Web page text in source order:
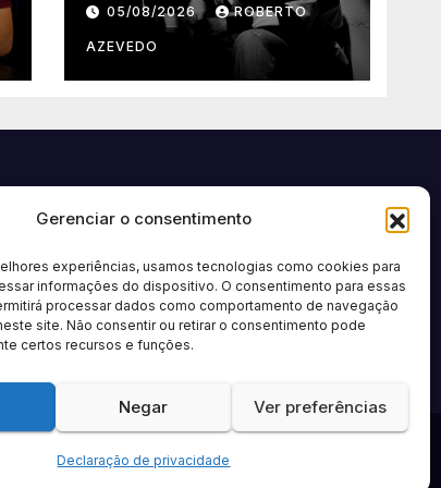
Gerenciar o consentimento
experiências, usamos tecnologias como cookies para
informações do dispositivo. O consentimento para essas
processar dados como comportamento de navegação
site. Não consentir ou retirar o consentimento pode
certos recursos e funções.
Negar Ver preferências
Declaração de privacidade
segunda música de
trabalho de seu
novo álbum pela
05/08/2026 ROBERTO
AZEVEDO
de privacidadeSobre nósContatoAnuncie